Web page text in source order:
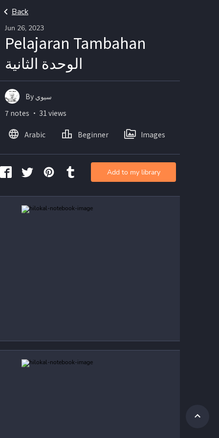
Back
Jun 26, 2023
Pelajaran Tambahan
الوحدة الثانية
By سيوي
7 notes ・ 31 views
Arabic Beginner Images
Add to my library